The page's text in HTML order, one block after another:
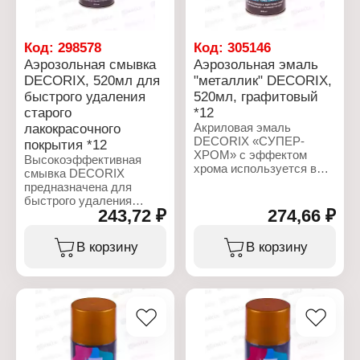
Код: 298578
Аэрозольная смывка
DECORIX, 520мл для
быстрого удаления
старого
лакокрасочного
покрытия *12
Высокоэффективная
смывка DECORIX
предназначена для
быстрого удаления
старого лакокрасочного
нанесением лака, краски
или эмали. В отличие от
удаления старых
покрытий смывка
воздействует только на
покрытие без риска
механического
243,72 ₽
В корзину
Код:305146
Аэрозольная эмаль
"металлик" DECORIX,
520мл, графитовый
*12
Акриловая эмаль
DECORIX «СУПЕР-
ХРОМ» с эффектом
хрома используется в
работах, строительстве
окрашивании.
Предназначена для
древесины, пластика,
металла, бетона,
кирпича, керамики,
минеральных
поверхностей. Благодаря
274,66 ₽
В корзину